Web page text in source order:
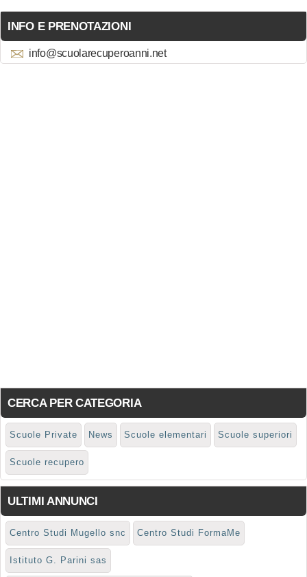
INFO E PRENOTAZIONI
info@scuolarecuperoanni.net
CERCA PER CATEGORIA
Scuole Private News Scuole elementari Scuole superiori
Scuole recupero
ULTIMI ANNUNCI
Centro Studi Mugello snc Centro Studi FormaMe
Istituto G. Parini sas